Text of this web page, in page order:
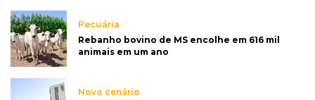
Pecuária
Rebanho bovino de MS encolhe em 616 mil
animais em um ano
Novo cenário